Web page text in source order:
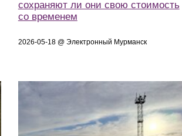
сохраняют ли они свою стоимость
со временем
2026-05-18 @ Электронный Мурманск